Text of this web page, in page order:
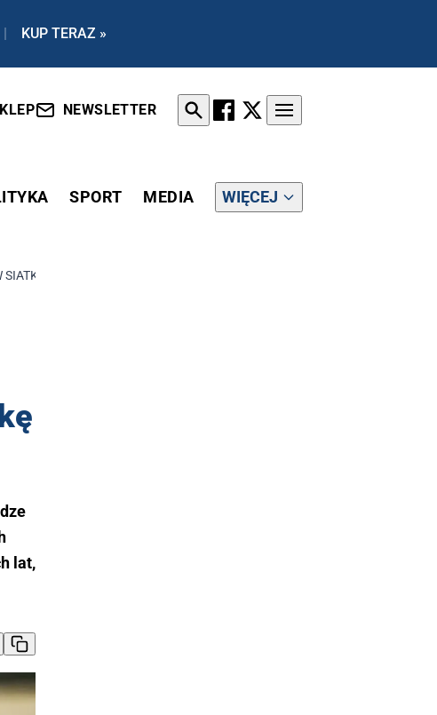
| KUP TERAZ »
NEWSLETTER
SPORT MEDIA WIĘCEJ
lat,